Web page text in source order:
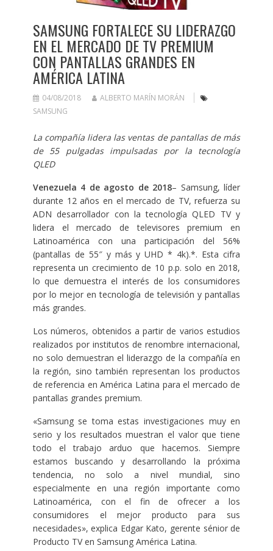
SAMSUNG FORTALECE SU LIDERAZGO
EN EL MERCADO DE TV PREMIUM
CON PANTALLAS GRANDES EN
AMÉRICA LATINA
04/08/2018
ALBERTO MARÍN MORÁN
SAMSUNG
La compañía lidera las ventas de pantallas de más
de 55 pulgadas impulsadas por la tecnología
QLED
Venezuela 4 de agosto de 2018– Samsung, líder
durante 12 años en el mercado de TV, refuerza su
ADN desarrollador con la tecnología QLED TV y
lidera el mercado de televisores premium en
Latinoamérica con una participación del 56%
(pantallas de 55″ y más y UHD * 4k).*. Esta cifra
representa un crecimiento de 10 p.p. solo en 2018,
lo que demuestra el interés de los consumidores
por lo mejor en tecnología de televisión y pantallas
más grandes.
Los números, obtenidos a partir de varios estudios
realizados por institutos de renombre internacional,
no solo demuestran el liderazgo de la compañía en
la región, sino también representan los productos
de referencia en América Latina para el mercado de
pantallas grandes premium.
«Samsung se toma estas investigaciones muy en
serio y los resultados muestran el valor que tiene
todo el trabajo arduo que hacemos. Siempre
estamos buscando y desarrollando la próxima
tendencia, no solo a nivel mundial, sino
especialmente en una región importante como
Latinoamérica, con el fin de ofrecer a los
consumidores el mejor producto para sus
necesidades», explica Edgar Kato, gerente sénior de
Producto TV en Samsung América Latina.